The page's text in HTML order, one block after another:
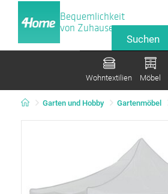
Bequemlichkeit
von Zuhause
Wohntextilien Möbel
Garten und Hobby Gartenmöbel